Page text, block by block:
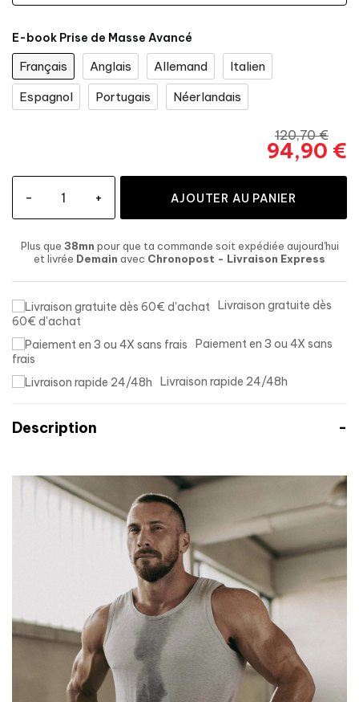
E-book Prise de Masse Avancé
Français Anglais Allemand
Italien
Espagnol
Portugais Néerlandais
120,70 €
94,90 €
- + AJOUTER AU PANIER
Plus que 38mn pour que ta commande soit expédiée aujourd'hui
et livrée Demain avec Chronopost - Livraison Express
Livraison gratuite dès
60€ d'achat
Paiement en 3 ou 4X sans
frais
Livraison rapide 24/48h
Description